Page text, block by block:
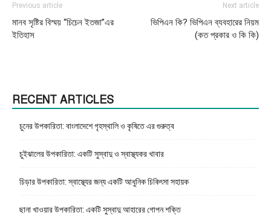
Previous article
মানব সৃষ্টির বিস্ময় “চিচেন ইতজা”এর
ইতিহাস
Next article
ভিপিএন কি? ভিপিএন ব্যবহারের নিয়ম
(কত প্রকার ও কি কি)
RECENT ARTICLES
চুনের উপকারিতা: বাংলাদেশে গৃহস্থালি ও কৃষিতে এর গুরুত্ব
চুইঝালের উপকারিতা: একটি সুস্বাদু ও স্বাস্থ্যকর খাবার
চিড়ার উপকারিতা: স্বাস্থ্যের জন্য একটি আধুনিক চিকিৎসা সহায়ক
ছানা খাওয়ার উপকারিতা: একটি সুস্বাদু আহারের গোপন শক্তি